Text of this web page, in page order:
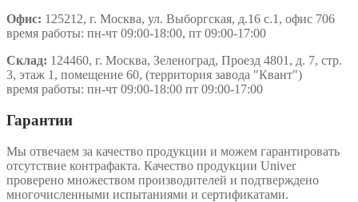
Офис: 125212, г. Москва, ул. Выборгская, д.16 с.1, офис 706
время работы: пн-чт 09:00-18:00, пт 09:00-17:00
Склад: 124460, г. Москва, Зеленоград, Проезд 4801, д. 7, стр.
3, этаж 1, помещение 60, (территория завода "Квант")
время работы: пн-чт 09:00-18:00 пт 09:00-17:00
Гарантии
Мы отвечаем за качество продукции и можем гарантировать
отсутствие контрафакта. Качество продукции Univer
проверено множеством производителей и подтверждено
многочисленными испытаниями и сертификатами.